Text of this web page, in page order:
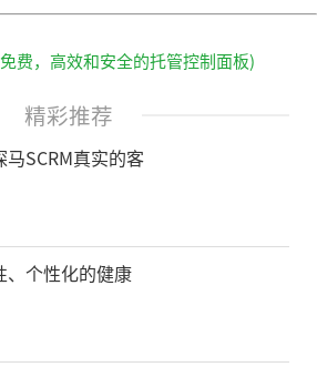
费，高效和安全的托管控制面板)
精彩推荐
SCRM真实的客
、个性化的健康